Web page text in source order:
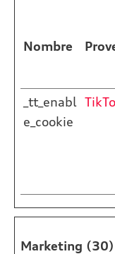
Nombre
_tt_enabl
e_cookie
Marketing (30)